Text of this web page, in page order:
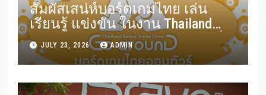
สัมผัสเสน่ห์บอร์ดเกมไทย เล่น
เรียนรู้ แข่งขัน ในงาน Thailand
Board Game Show Go arounD บอร์ด
เกมไทยออนทัวร์ วันที่ 24-26
กรกฎาคม 2569 ณ ICS Lifestyle
Complex
JULY 23, 2026 ADMIN